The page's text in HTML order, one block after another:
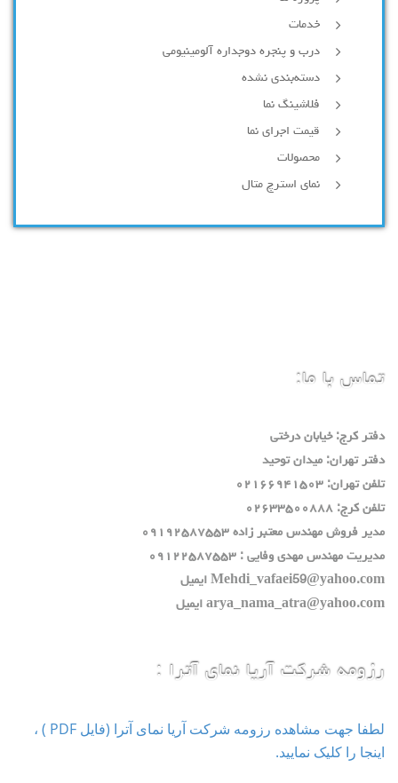
خدمات
درب و پنجره دوجداره آلومینیومی
دسته‌بندی نشده
فلاشینگ نما
قیمت اجرای نما
محصولات
نمای استرچ متال
تماس با ما:
دفتر كرج: خيابان درختي
دفتر تهران: ميدان توحيد
تلفن تهران: ٠٢١٦٦٩٤١٥٠٣
تلفن كرج: ٠٢٦٣٣٥٠٠٨٨٨
مدير فروش مهندس معتبر زاده ٠٩١٩٢٥٨٧٥٥٣
مديريت مهندس مهدي وفايي : ٠٩١٢٢٥٨٧٥٥٣
Mehdi_vafaei59@yahoo.com ايميل
arya_nama_atra@yahoo.com ايميل
رزومه شرکت آریا نمای آترا :
لطفا جهت مشاهده رزومه شرکت آریا نمای آترا (فایل PDF ) ،
اینجا را کلیک نمایید.